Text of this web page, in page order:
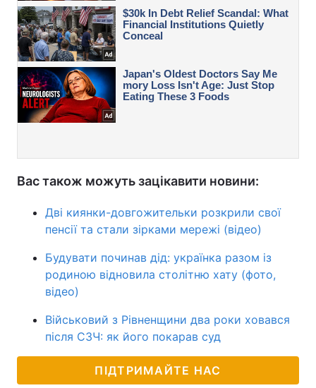
Вас також можуть зацікавити новини:
Дві киянки-довгожительки розкрили свої
пенсії та стали зірками мережі (відео)
Будувати починав дід: українка разом із
родиною відновила столітню хату (фото,
відео)
Військовий з Рівненщини два роки ховався
після СЗЧ: як його покарав суд
ПІДТРИМАЙТЕ НАС